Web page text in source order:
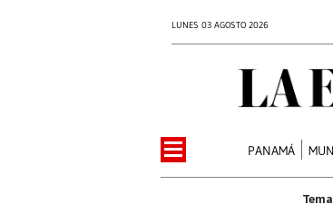
LUNES 03 AGOSTO 2026
PANAMÁ